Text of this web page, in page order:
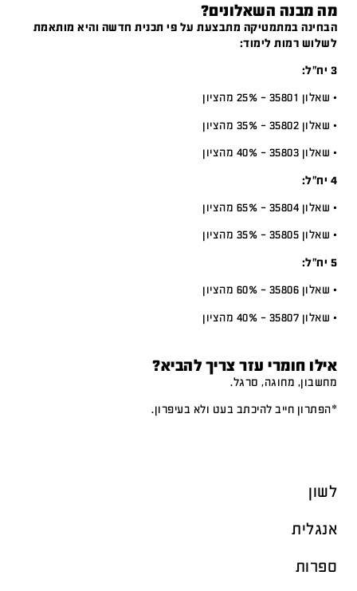
מה מבנה השאלונים?
הבחינה במתמטיקה מתבצעת על פי תכנית חדשה והיא מותאמת
לשלוש רמות לימוד:
3 יח”ל:
• שאלון 35801 – 25% מהציון
• שאלון 35802 – 35% מהציון
• שאלון 35803 – 40% מהציון
4 יח”ל:
• שאלון 35804 – 65% מהציון
• שאלון 35805 – 35% מהציון
5 יח”ל:
• שאלון 35806 – 60% מהציון
• שאלון 35807 – 40% מהציון
אילו חומרי עזר צריך להביא?
מחשבון, מחוגה, סרגל.
*הפתרון חייב להיכתב בעט ולא בעיפרון.
לשון
אנגלית
ספרות